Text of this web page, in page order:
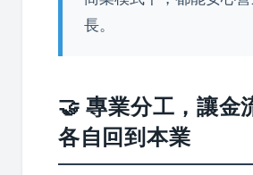
長。
🤝 專業分工，讓金
各自回到本業